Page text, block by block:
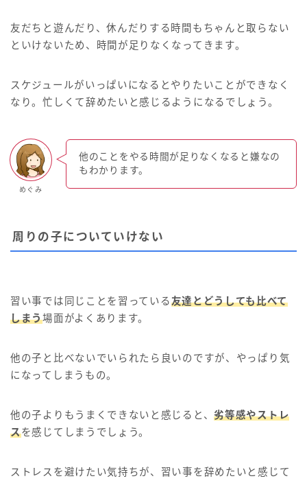
友だちと遊んだり、休んだりする時間もちゃんと取らない
といけないため、時間が足りなくなってきます。
スケジュールがいっぱいになるとやりたいことができなく
なり。忙しくて辞めたいと感じるようになるでしょう。
めぐみ
他のことをやる時間が足りなくなると嫌なの
もわかります。
周りの子についていけない
習い事では同じことを習っている友達とどうしても比べて
しまう場面がよくあります。
他の子と比べないでいられたら良いのですが、やっぱり気
になってしまうもの。
他の子よりもうまくできないと感じると、劣等感やストレ
スを感じてしまうでしょう。
ストレスを避けたい気持ちが、習い事を辞めたいと感じて